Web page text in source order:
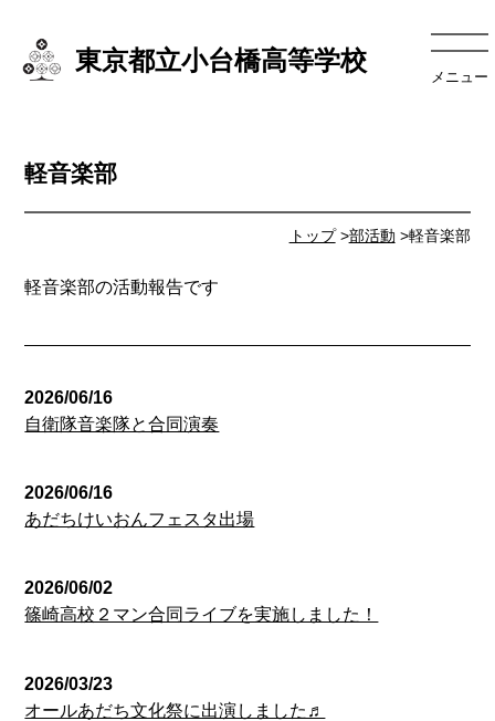
東京都立小台橋高等学校
メニュー
トップ>部活動 >軽音楽部
軽音楽部
軽音楽部の活動報告です
2026/06/16
自衛隊音楽隊と合同演奏
2026/06/16
あだちけいおんフェスタ出場
2026/06/02
篠崎高校２マン合同ライブを実施しました！
2026/03/23
オールあだち文化祭に出演しました♬